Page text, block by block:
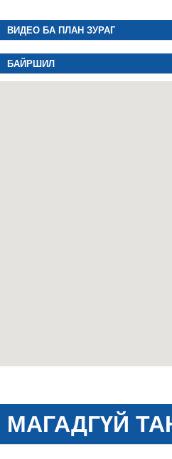
ВИДЕО БА ПЛАН ЗУРАГ
БАЙРШИЛ
МАГАДГҮЙ